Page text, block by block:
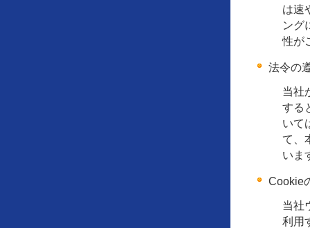
は速
ング
性が
法令の
当社
する
いて
て、
いま
Cookie
当社
利用